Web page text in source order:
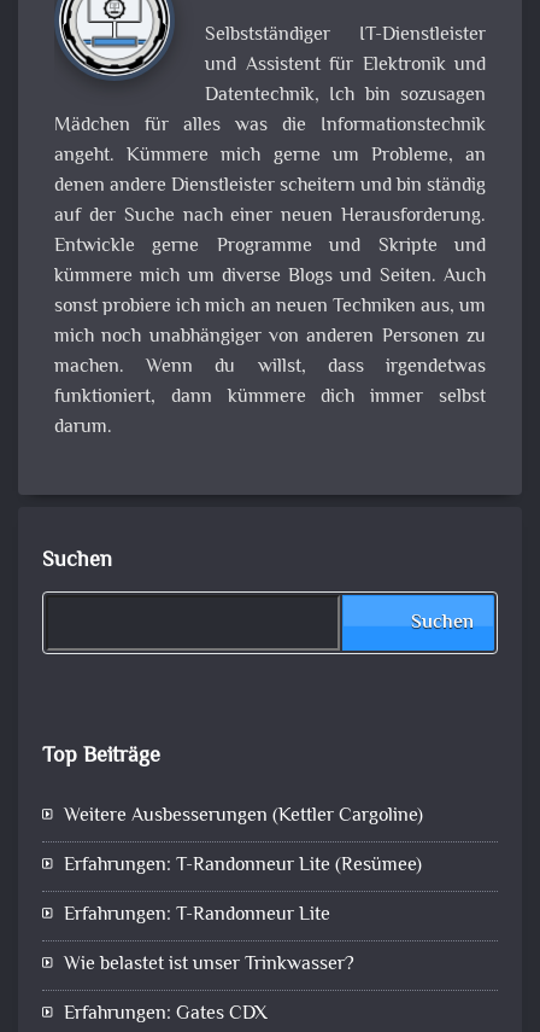
Selbstständiger IT-Dienstleister
und Assistent für Elektronik und
Datentechnik, Ich bin sozusagen
Mädchen für alles was die Informationstechnik
angeht. Kümmere mich gerne um Probleme, an
denen andere Dienstleister scheitern und bin ständig
auf der Suche nach einer neuen Herausforderung.
Entwickle gerne Programme und Skripte und
kümmere mich um diverse Blogs und Seiten. Auch
sonst probiere ich mich an neuen Techniken aus, um
mich noch unabhängiger von anderen Personen zu
machen. Wenn du willst, dass irgendetwas
funktioniert, dann kümmere dich immer selbst
darum.
Suchen
Suchen
Top Beiträge
Weitere Ausbesserungen (Kettler Cargoline)
Erfahrungen: T-Randonneur Lite (Resümee)
Erfahrungen: T-Randonneur Lite
Wie belastet ist unser Trinkwasser?
Erfahrungen: Gates CDX